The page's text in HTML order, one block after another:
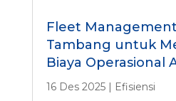
Fleet
Tambang untuk
Biaya Operasional
16 Des 2025| Efisiensi